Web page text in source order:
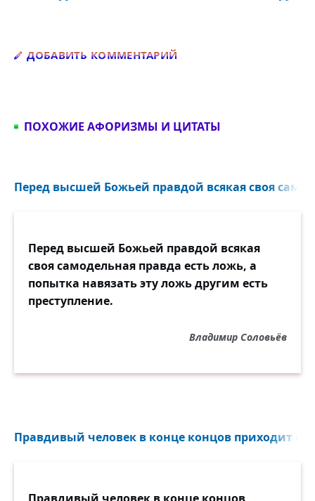
ДОБАВИТЬ КОММЕНТАРИЙ
ПОХОЖИЕ АФОРИЗМЫ И ЦИТАТЫ
Перед высшей Божьей правдой всякая своя
Перед высшей Божьей правдой всякая
своя самодельная правда есть ложь, а
попытка навязать эту ложь другим есть
преступление.
Владимир Соловьёв
Правдивый человек в конце концов приходит к